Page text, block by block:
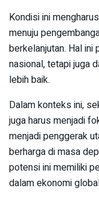
Kondisi ini
menuju
berkelanjutan. Hal ini
nasional, tetapi juga
lebih baik.
Dalam konteks ini,
juga harus menjadi
menjadi penggerak
berharga di masa
potensi ini memiliki
dalam ekonomi